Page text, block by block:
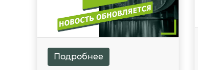
Подробнее